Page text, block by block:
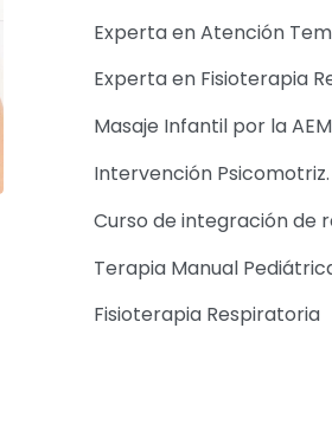
Experta en Atención
Experta en Fisioterapia
Masaje Infantil por la
Intervención Psicomotriz.
Curso de integración de
Terapia Manual
Fisioterapia Respiratoria